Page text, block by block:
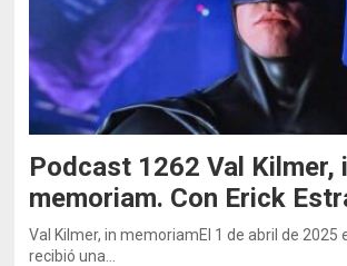
Podcast 1262 Val Kilmer,
memoriam. Con Erick
Val Kilmer, in memoriamEl 1 de abril de 2025
recibió una…